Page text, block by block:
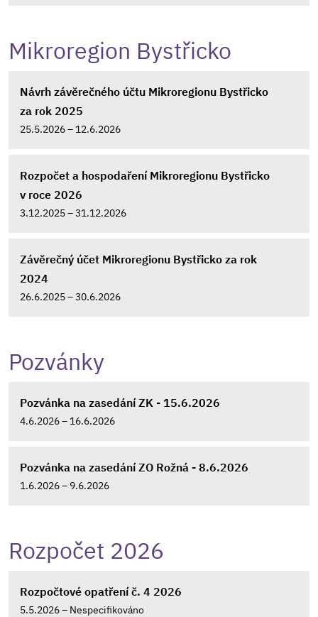
Mikroregion Bystřicko
Návrh závěrečného účtu Mikroregionu Bystřicko
za rok 2025
25.5.2026 – 12.6.2026
Rozpočet a hospodaření Mikroregionu Bystřicko
v roce 2026
3.12.2025 – 31.12.2026
Závěrečný účet Mikroregionu Bystřicko za rok
2024
26.6.2025 – 30.6.2026
Pozvánky
Pozvánka na zasedání ZK - 15.6.2026
4.6.2026 – 16.6.2026
Pozvánka na zasedání ZO Rožná - 8.6.2026
1.6.2026 – 9.6.2026
Rozpočet 2026
Rozpočtové opatření č. 4 2026
5.5.2026 – Nespecifikováno